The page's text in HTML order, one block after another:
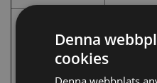
Valencia,
2026
Denna
cookies